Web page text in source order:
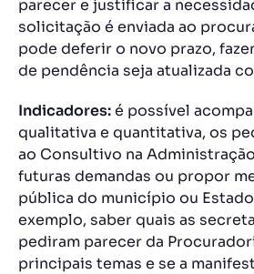
parecer e justificar a
solicitação é enviada ao
pode deferir o novo prazo,
de pendência seja atualizada
Indicadores:é possível
qualitativa e quantitativa, os
ao Consultivo na
futuras demandas ou propor
pública do município ou
exemplo, saber quais as
pediram parecer da
principais temas e se a